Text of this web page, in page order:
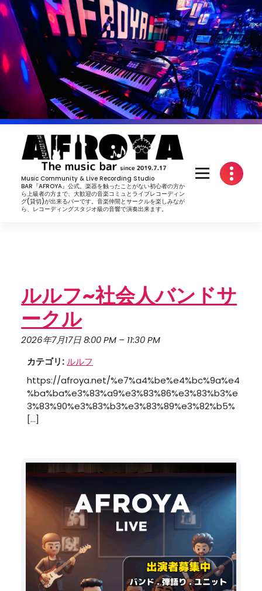
コ
ン
ツ
へ
ッ
プ
Music Community & Live Recording Studio
BAR『AFROYA』公式。楽器を触ったことがない初心者の方か
ら上級者の方まで、大歓迎の音楽コミュとライブレコーディン
グ(貸切)が出来るバーです。音楽仲間とサークルを楽しみなが
ら、レコーディングスタジオ級の音響で演奏出来ます。
ルルフ~社会人バンドサ
ークル
2026年7月17日 8:00 PM – 11:30 PM
カテゴリ: ルルフ
https://afroya.net/%e7%a4%be%e4%bc%9a%e4
%ba%ba%e3%83%a9%e3%83%86%e3%83%b3%e
3%83%90%e3%83%b3%e3%83%89%e3%82%b5%
[…]